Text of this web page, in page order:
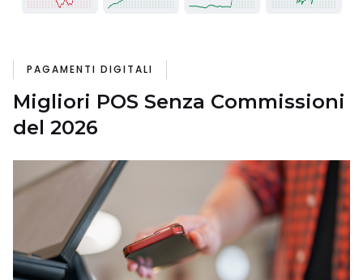
PAGAMENTI DIGITALI
Migliori POS Senza Commissioni
del 2026